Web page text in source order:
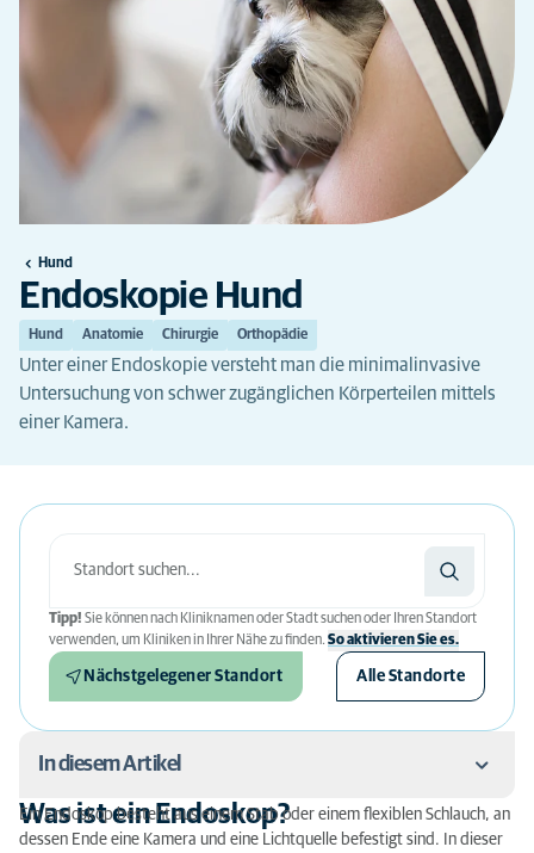
Hund
Endoskopie Hund
Hund Anatomie Chirurgie Orthopädie
Unter einer Endoskopie versteht man die minimalinvasive
Untersuchung von schwer zugänglichen Körperteilen mittels
einer Kamera.
Tipp! Sie können nach Kliniknamen oder Stadt suchen oder Ihren Standort
verwenden, um Kliniken in Ihrer Nähe zu finden. So aktivieren Sie es.
Nächstgelegener Standort Alle Standorte
In diesem Artikel
Was ist ein Endoskop?
Was ist ein Endoskop?
Ein Endoskop besteht aus einem Stab oder einem flexiblen Schlauch, an
dessen Ende eine Kamera und eine Lichtquelle befestigt sind. In dieser